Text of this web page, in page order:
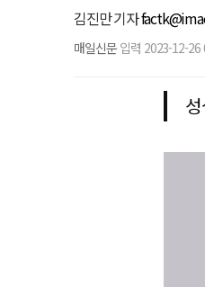
김진만 기자
매일신문 입력 2023-12-